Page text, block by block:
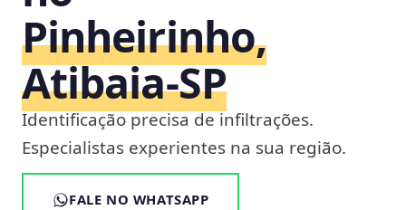
Pinheirinho,
Atibaia‑SP
Identificação precisa de infiltrações.
Especialistas experientes na sua região.
FALE NO WHATSAPP